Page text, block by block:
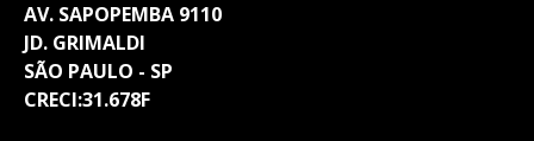
AV. SAPOPEMBA 9110
JD. GRIMALDI
SÃO PAULO - SP
CRECI:31.678F